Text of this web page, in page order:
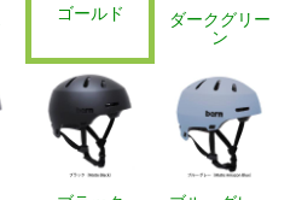
ゴールド
ダークグリー
ン